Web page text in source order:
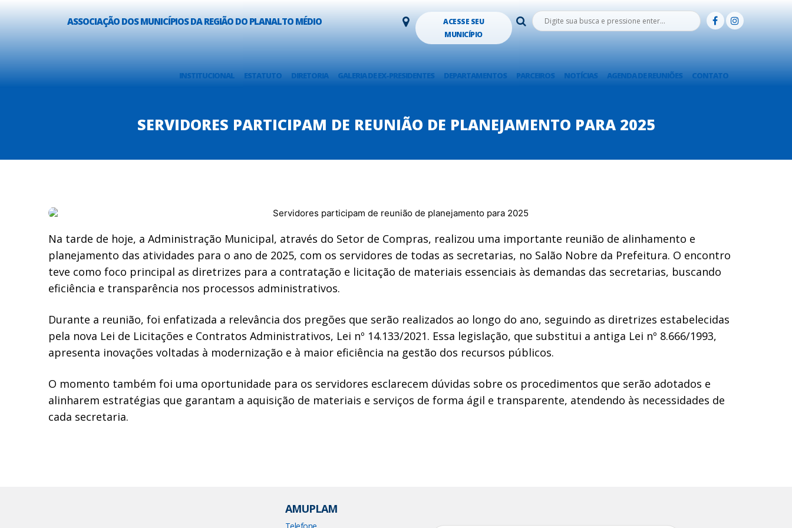
ASSOCIAÇÃO DOS MUNICÍPIOS DA REGIÃO DO PLANALTO MÉDIO
ACESSE SEU
MUNICÍPIO
INSTITUCIONAL ESTATUTO DIRETORIA GALERIA DE EX-PRESIDENTES DEPARTAMENTOS PARCEIROS NOTÍCIAS AGENDA DE REUNIÕES CONTATO
SERVIDORES PARTICIPAM DE REUNIÃO DE PLANEJAMENTO PARA 2025
Na tarde de hoje, a Administração Municipal, através do Setor de Compras, realizou uma importante reunião de alinhamento e
planejamento das atividades para o ano de 2025, com os servidores de todas as secretarias, no Salão Nobre da Prefeitura. O encontro
teve como foco principal as diretrizes para a contratação e licitação de materiais essenciais às demandas das secretarias, buscando
eficiência e transparência nos processos administrativos.
Durante a reunião, foi enfatizada a relevância dos pregões que serão realizados ao longo do ano, seguindo as diretrizes estabelecidas
pela nova Lei de Licitações e Contratos Administrativos, Lei nº 14.133/2021. Essa legislação, que substitui a antiga Lei nº 8.666/1993,
apresenta inovações voltadas à modernização e à maior eficiência na gestão dos recursos públicos.
O momento também foi uma oportunidade para os servidores esclarecem dúvidas sobre os procedimentos que serão adotados e
alinharem estratégias que garantam a aquisição de materiais e serviços de forma ágil e transparente, atendendo às necessidades de
cada secretaria.
AMUPLAM